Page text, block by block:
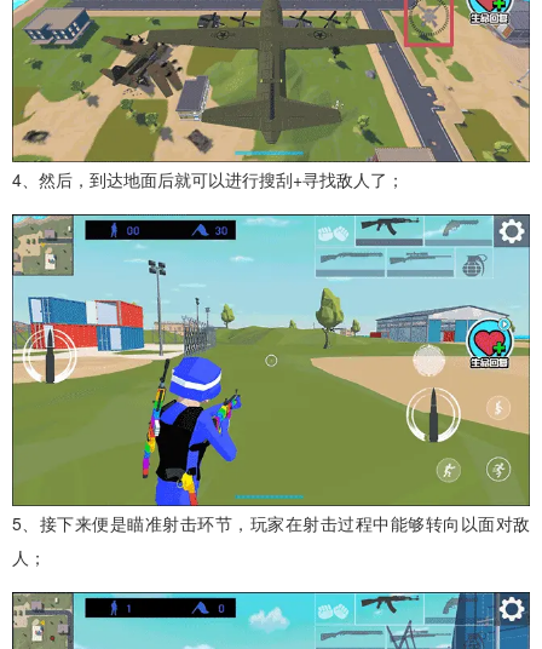
4、然后，到达地面后就可以进行搜刮+寻找敌人了；
5、接下来便是瞄准射击环节，玩家在射击过程中能够转向以面对敌
人；